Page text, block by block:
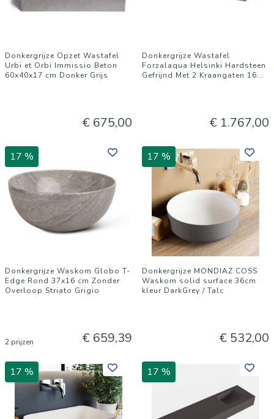
Donkergrijze Opzet Wastafel
Urbi et Orbi Immissio Beton
60x40x17 cm Donker Grijs
€ 675,00
Donkergrijze Wastafel
Forzalaqua Helsinki Hardsteen
Gefrijnd Met 2 Kraangaten 16...
€ 1.767,00
17 %
Donkergrijze Waskom Globo T-
Edge Rond 37x16 cm Zonder
Overloop Striato Grigio
2 prijzen € 659,39
17 %
Donkergrijze MONDIAZ COSS
Waskom solid surface 36cm
kleur DarkGrey / Talc
€ 532,00
17 % 17 %